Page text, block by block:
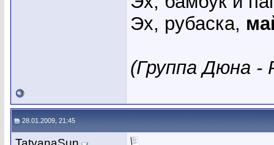
Эх, рубаска,
(Группа Дюна -
28.01.2009, 21:45